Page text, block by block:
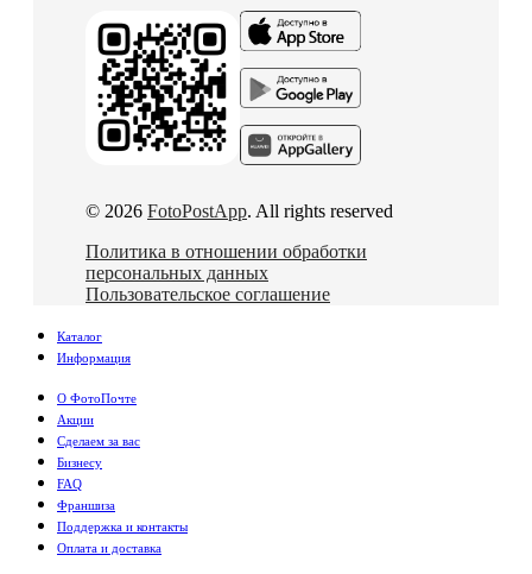
© 2026 FotoPostApp. All rights reserved
Политика в отношении обработки
персональных данных
Пользовательское соглашение
Каталог
Информация
О ФотоПочте
Акции
Сделаем за вас
Бизнесу
FAQ
Франшиза
Поддержка и контакты
Оплата и доставка